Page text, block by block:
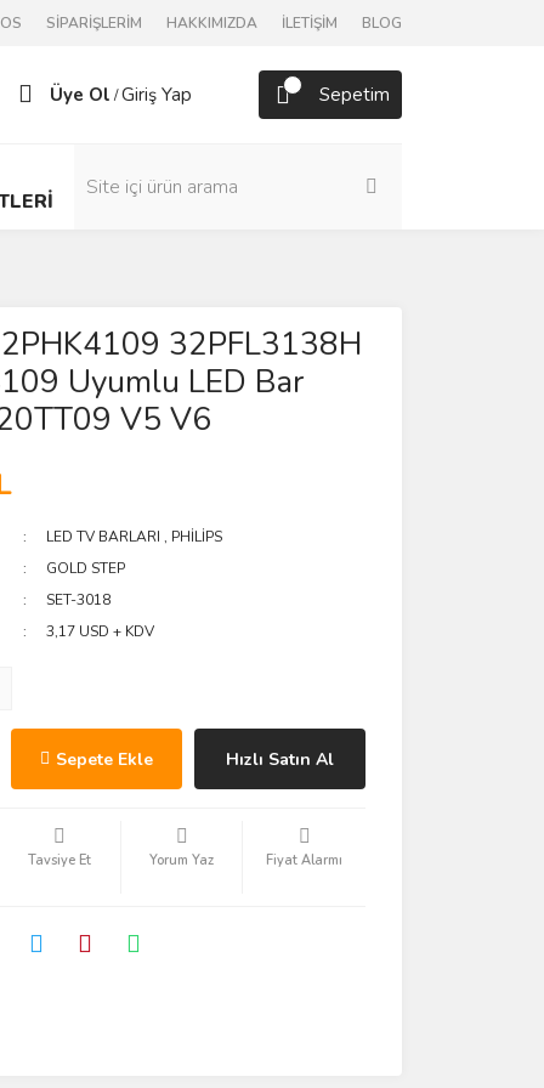
SİPARİŞLERİM HAKKIMIZDA İLETİŞİM BLOG
Üye Ol /Giriş Yap Sepetim
32PFL3138H
Uyumlu LED Bar
V5 V6
LED TV BARLARI , PHİLİPS
GOLD STEP
SET-3018
3,17 USD + KDV
Sepete Ekle Hızlı Satın Al
Tavsiye Et Yorum Yaz Fiyat Alarmı